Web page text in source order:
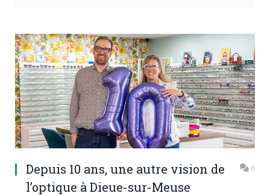
Depuis 10 ans, une autre vision de
l’optique à Dieue-sur-Meuse
0